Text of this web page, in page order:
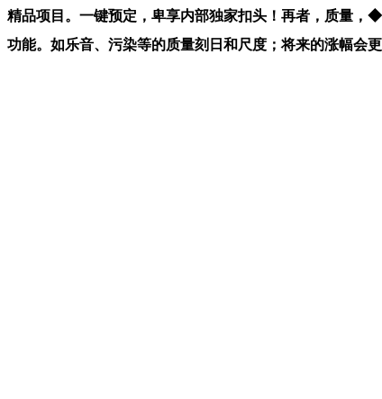
精品项目。一键预定，卑享内部独家扣头！再者，质量
功能。如乐音、污染等的质量刻日和尺度；将来的涨幅会